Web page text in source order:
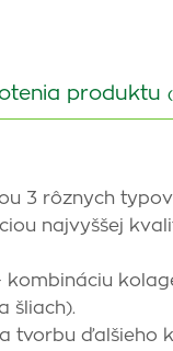
produktu
3 rôznych
najvyššej
šliach).
tvorbu ďalšieho